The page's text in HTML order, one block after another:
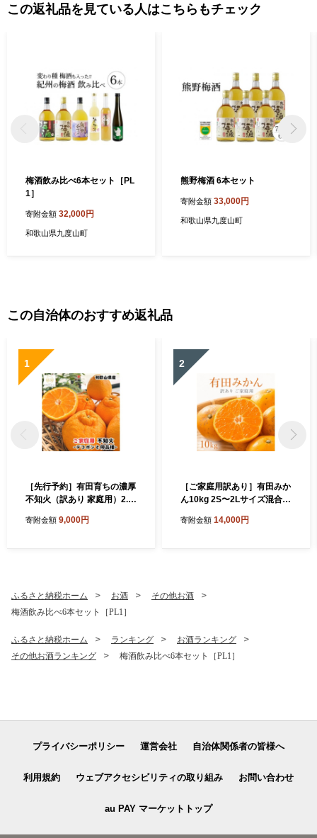
この返礼品を見ている人はこちらもチェック
梅酒飲み比べ6本セット［PL
1］
寄附金額 32,000円
和歌山県九度山町
熊野梅酒 6本セット
寄附金額 33,000円
和歌山県九度山町
この自治体のおすすめ返礼品
1
［先行予約］有田育ちの濃厚
不知火（訳あり 家庭用）2.5
寄附金額 9,000円
2
［ご家庭用訳あり］有田みか
ん10kg 2S〜2Lサイズ混合
寄附金額 14,000円
ふるさと納税ホーム お酒
その他お酒
梅酒飲み比べ6本セット［PL1］
ふるさと納税ホーム ランキング
お酒ランキング
その他お酒ランキング
梅酒飲み比べ6本セット［PL1］
プライバシーポリシー 運営会社 自治体関係者の皆様へ
利用規約 ウェブアクセシビリティの取り組み お問い合わせ
au PAY マーケットトップ